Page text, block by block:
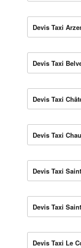
Devis Taxi
Devis Taxi
Devis Taxi
Devis Taxi
Devis Taxi
Devis Taxi
Devis Taxi Le